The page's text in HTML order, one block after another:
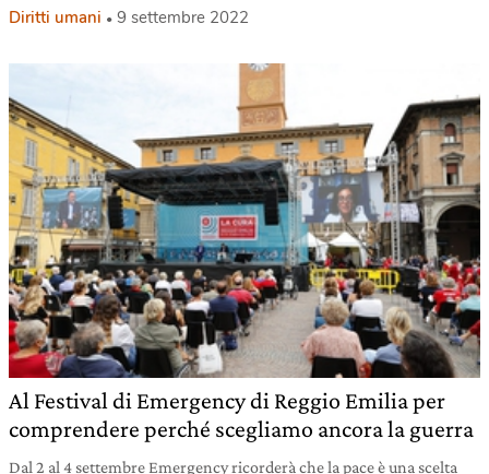
Diritti umani 9 settembre 2022
Al Festival di Emergency di Reggio Emilia per
comprendere perché scegliamo ancora la guerra
Dal 2 al 4 settembre Emergency ricorderà che la pace è una scelta